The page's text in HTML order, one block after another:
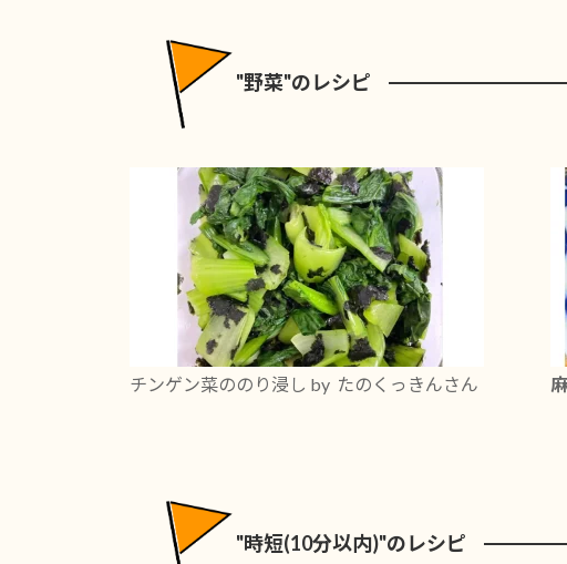
"野菜"のレシピ
チンゲン菜ののり浸し by たのくっきんさん
"時短(10分以内)"のレシピ